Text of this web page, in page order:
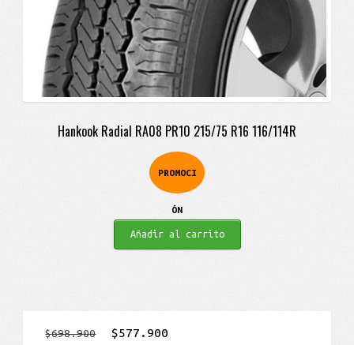
Hankook Radial RA08 PR10 215/75 R16 116/114R
PROMOCI
ÓN
Añadir al carrito
$698.900
El$577.900